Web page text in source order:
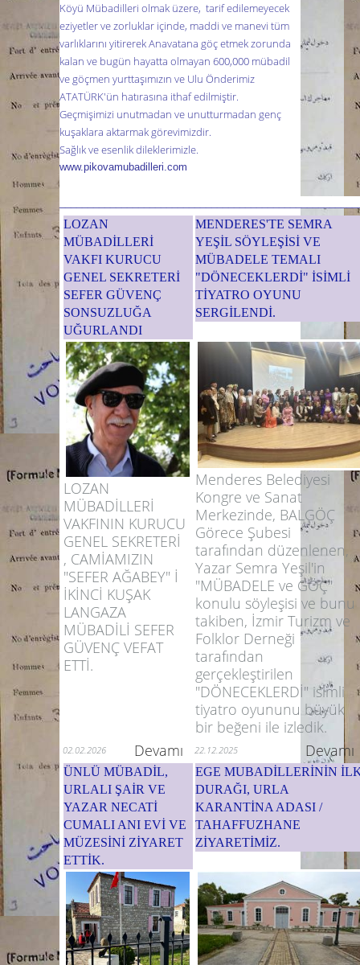
Köyü Mübadilleri olmak üzere, tarif edilemeyecek
eziyetler ve zorluklar içinde, maddi ve manevi tüm
varlıklarını yitirerek Anavatana göç etmek zorunda
kalan ve bugün hayatta olmayan 600,000 mübadil
ve göçmen yurttaşımızın ve Ulu Önderimiz
ATATÜRK'ün hatırasına ithaf edilmiştir.
Geçmişimizi unutmadan ve unutturmadan genç
kuşaklara aktarmak görevimizdir.
Sağlık ve esenlik dileklerimizle.
www.pikovamubadilleri.com
LOZAN
MÜBADİLLERİ
VAKFI KURUCU
GENEL SEKRETERİ
SEFER GÜVENÇ
SONSUZLUĞA
UĞURLANDI
MENDERES'TE SEMRA
YEŞİL SÖYLEŞİSİ VE
MÜBADELE TEMALI
"DÖNECEKLERDİ" İSİMLİ
TİYATRO OYUNU
SERGİLENDİ.
LOZAN
MÜBADİLLERİ
VAKFININ KURUCU
GENEL SEKRETERİ
, CAMİAMIZIN
"SEFER AĞABEY" İ
İKİNCİ KUŞAK
LANGAZA
MÜBADİLİ SEFER
GÜVENÇ VEFAT
ETTİ.
Menderes Belediyesi
Kongre ve Sanat
Merkezinde, BALGÖÇ
Görece Şubesi
tarafından düzenlenen,
Yazar Semra Yeşil'in
"MÜBADELE ve GÖÇ"
konulu söyleşisi ve bunu
takiben, İzmir Turizm ve
Folklor Derneği
tarafından
gerçekleştirilen
"DÖNECEKLERDİ" isimli
tiyatro oyununu büyük
bir beğeni ile izledik.
02.02.2026 Devamı 22.12.2025 Devamı
ÜNLÜ MÜBADİL,
URLALI ŞAİR VE
YAZAR NECATİ
CUMALI ANI EVİ VE
MÜZESİNİ ZİYARET
ETTİK.
EGE MUBADİLLERİNİN
DURAĞI, URLA
KARANTİNA ADASI /
TAHAFFUZHANE
ZİYARETİMİZ.